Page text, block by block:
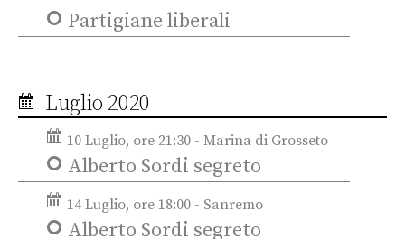
Partigiane liberali
Luglio 2020
10 Luglio, ore 21:30 - Marina di Grosseto
Alberto Sordi segreto
14 Luglio, ore 18:00 - Sanremo
Alberto Sordi segreto